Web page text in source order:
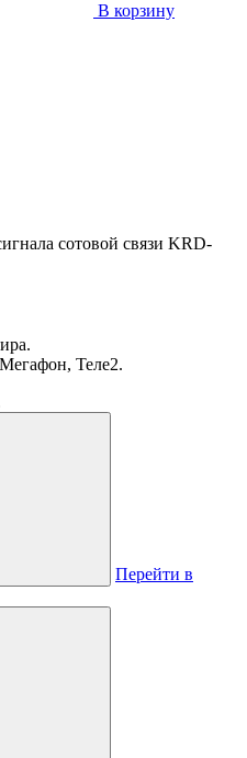
В корзину
сотовой связи KRD-
Теле2.
Перейти в